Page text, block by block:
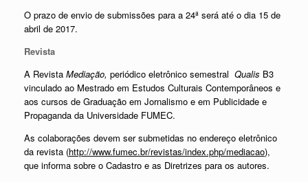
O prazo de envio de submissões para a 24ª será até o dia 15 de
abril de 2017.
Revista
A Revista Mediação, periódico eletrônico semestral Qualis B3
vinculado ao Mestrado em Estudos Culturais Contemporâneos e
aos cursos de Graduação em Jornalismo e em Publicidade e
Propaganda da Universidade FUMEC.
As colaborações devem ser submetidas no endereço eletrônico
da revista (http://www.fumec.br/revistas/index.php/mediacao),
que informa sobre o Cadastro e as Diretrizes para os autores.